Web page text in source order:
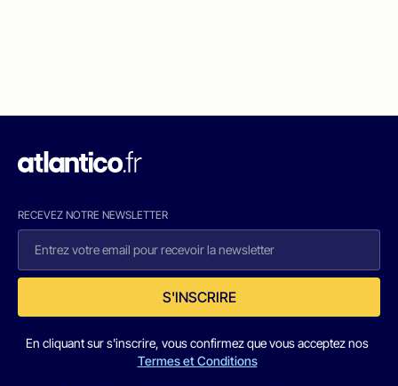
RECEVEZ NOTRE NEWSLETTER
S'INSCRIRE
En cliquant sur s'inscrire, vous confirmez que vous acceptez nos
Termes et Conditions